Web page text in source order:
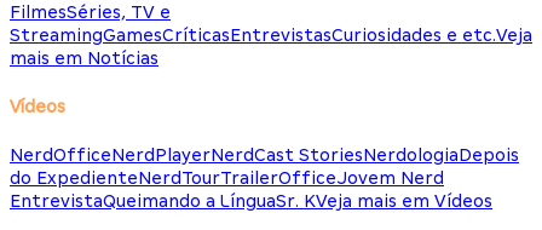
FilmesSéries, TV e
StreamingGamesCríticasEntrevistasCuriosidades e etc.Veja
mais em Notícias
Vídeos
NerdOfficeNerdPlayerNerdCast StoriesNerdologiaDepois
do ExpedienteNerdTourTrailerOfficeJovem Nerd
EntrevistaQueimando a LínguaSr. KVeja mais em Vídeos